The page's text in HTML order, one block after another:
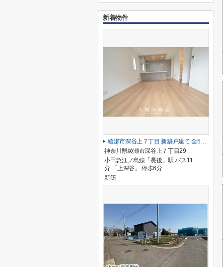
新着物件
綾瀬市深谷上７丁目 新築戸建て 全5棟【仲介手数料無料】
神奈川県綾瀬市深谷上７丁目29
小田急江ノ島線「長後」駅 バス11
分 「上深谷」 停歩6分
新築